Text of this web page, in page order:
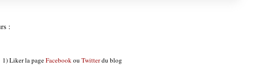
:
1) Liker la pageFacebookouTwitterdu blog